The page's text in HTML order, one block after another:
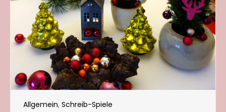
Allgemein, Schreib-Spiele